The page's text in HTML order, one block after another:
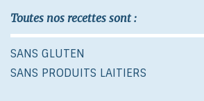
Toutes nos recettes sont :
SANS GLUTEN
SANS PRODUITS LAITIERS